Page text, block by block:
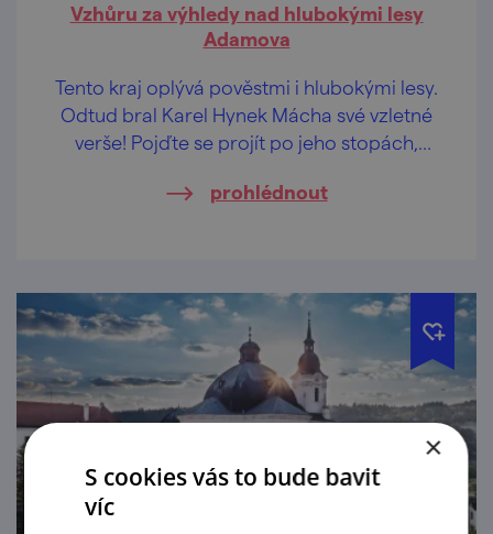
Vzhůru za výhledy nad hlubokými lesy
Adamova
Tento kraj oplývá pověstmi i hlubokými lesy.
Odtud bral Karel Hynek Mácha své vzletné
verše! Pojďte se projít po jeho stopách,
vzduch. Kouzelné lesní pěšinky už na vás
prohlédnout
×
S cookies vás to bude bavit
víc